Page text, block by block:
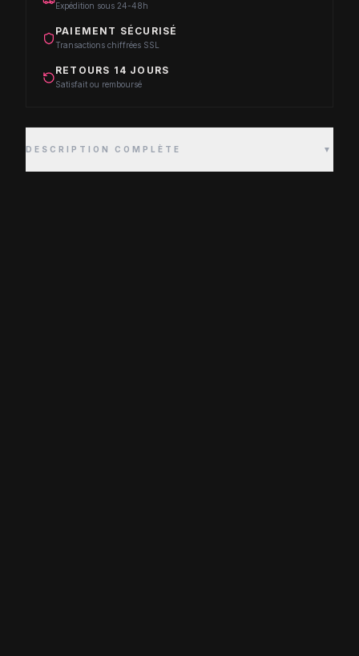
Expédition sous 24-48h
PAIEMENT SÉCURISÉ
Transactions chiffrées SSL
RETOURS 14 JOURS
Satisfait ou remboursé
DESCRIPTION COMPLÈTE ▼